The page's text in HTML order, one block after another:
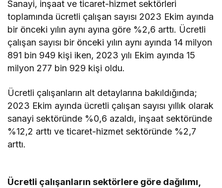
Sanayi, inşaat ve ticaret-hizmet sektörleri
toplamında ücretli çalışan sayısı 2023 Ekim ayında
bir önceki yılın aynı ayına göre %2,6 arttı. Ücretli
çalışan sayısı bir önceki yılın aynı ayında 14 milyon
891 bin 949 kişi iken, 2023 yılı Ekim ayında 15
milyon 277 bin 929 kişi oldu.
Ücretli çalışanların alt detaylarına bakıldığında;
2023 Ekim ayında ücretli çalışan sayısı yıllık olarak
sanayi sektöründe %0,6 azaldı, inşaat sektöründe
%12,2 arttı ve ticaret-hizmet sektöründe %2,7
arttı.
Ücretli çalışanların sektörlere göre dağılımı,